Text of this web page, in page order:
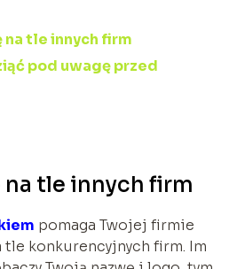
na tle innych firm
pod uwagę przed
na tle innych firm
pomaga Twojej firmie
tle konkurencyjnych firm. Im